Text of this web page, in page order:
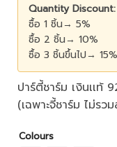
Quantity Discount:
ซื้อ 1 ชิ้น→ 5%
ซื้อ 2 ชิ้น→ 10%
ซื้อ 3 ชิ้นขึ้นไป→ 15%
ปาร์ตี้ชาร์ม เงินเเท้
(เฉพาะจี้ชาร์ม ไม่รว
Colours